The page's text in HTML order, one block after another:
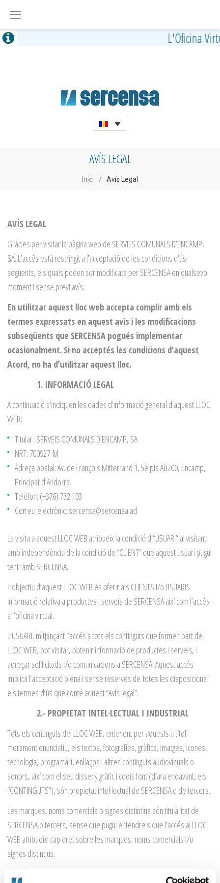
content
L'Oficina
AVÍS LEGAL
Inici / Avís Legal
AVÍS
AVÍS LEGAL
Gràcies per visitar la pàgina web de SERVEIS COMUNALS D’ENCAMP,
SA. L’accés està restringit a l’acceptació de les condicions d’ús
següents, els quals poden ser modificats per SERCENSA en qualsevol
moment i sense previ avís.
En utilitzar aquest lloc web accepta complir amb els
termes expressats en aquest avís i les modificacions
subseqüents que SERCENSA pogués implementar
ocasionalment. Si no acceptés les condicions d’aquest
Acord, no ha d’utilitzar aquest lloc.
1. INFORMACIÓ LEGAL
A continuació s’indiquen les dades d’informació general d’aquest LLOC
WEB:
Titular: SERVEIS COMUNALS D’ENCAMP, SA
NRT: 700927-M
Adreça postal: Av. de François Mitterrand 1, 5è pis AD200, Encamp,
Principat d’Andorra.
Telèfon: (+376) 732 103
Correu electrònic: sercensa@sercensa.ad
La visita a aquest LLOC WEB atribueix la condició d’“USUARI” al visitant,
amb independència de la condició de “CLIENT” que aquest usuari pugui
tenir amb SERCENSA.
L’objectiu d’aquest LLOC WEB és oferir als CLIENTS i/o USUARIS
informació relativa a productes i serveis de SERCENSA així com l’accés
a l’oficina virtual.
L’USUARI, mitjançant l’accés a tots els continguts que formen part del
LLOC WEB, pot visitar, obtenir informació de productes i serveis, i
adreçar sol·licituds i/o comunicacions a SERCENSA. Aquest accés
implica l’acceptació plena i sense reserves de totes les disposicions i
els termes d’ús que conté aquest “Avís legal”.
2.- PROPIETAT INTEL·LECTUAL I INDUSTRIAL
Tots els continguts del LLOC WEB, entenent per aquests a títol
merament enunciatiu, els textos, fotografies, gràfics, imatges, icones,
tecnologia, programari, enllaços i altres continguts audiovisuals o
sonors, així com el seu disseny gràfic i codis font (d’ara endavant, els
“CONTINGUTS”), són propietat intel·lectual de SERCENSA o de tercers.
Les marques, noms comercials o signes distintius són titularitat de
SERCENSA o tercers, sense que pugui entendre’s que l’accés al LLOC
WEB atribueixi cap dret sobre les marques, noms comercials i/o
signes distintius.
La violació dels anteriors drets serà perseguida conforme a la